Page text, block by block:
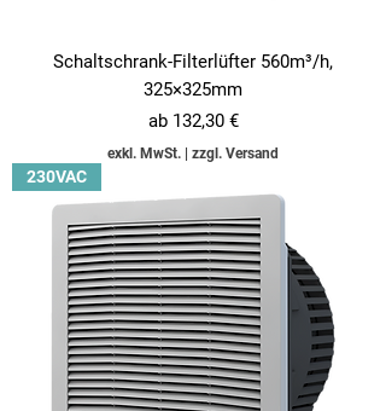
Schaltschrank-Filterlüfter 560m³/h,
325×325mm
ab 132,30 €
Sale-Preis
exkl. MwSt. zzgl. Versand
230VAC